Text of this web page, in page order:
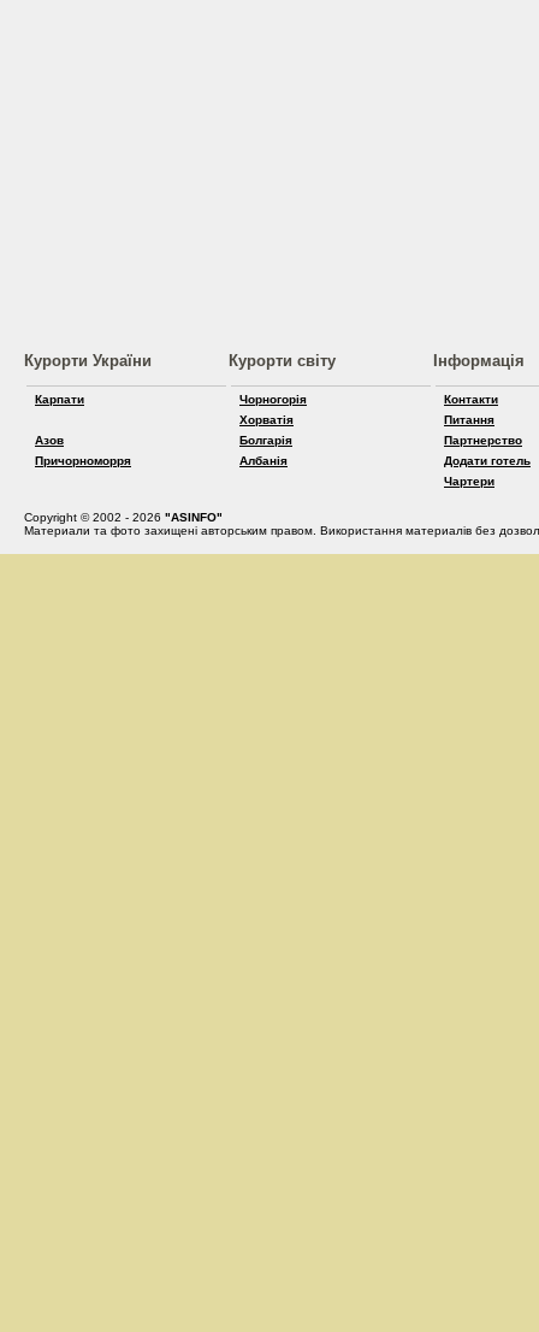
Курорти України
Карпати
Азов
Причорноморря
Курорти світу
Чорногорія
Хорватія
Болгарія
Албанія
Інформація
Контакти
Питання
Партнерство
Додати готель
Чартери
Copyright © 2002 - 2026 "ASINFO"
Материали та фото захищені авторським правом. Використання материалів без